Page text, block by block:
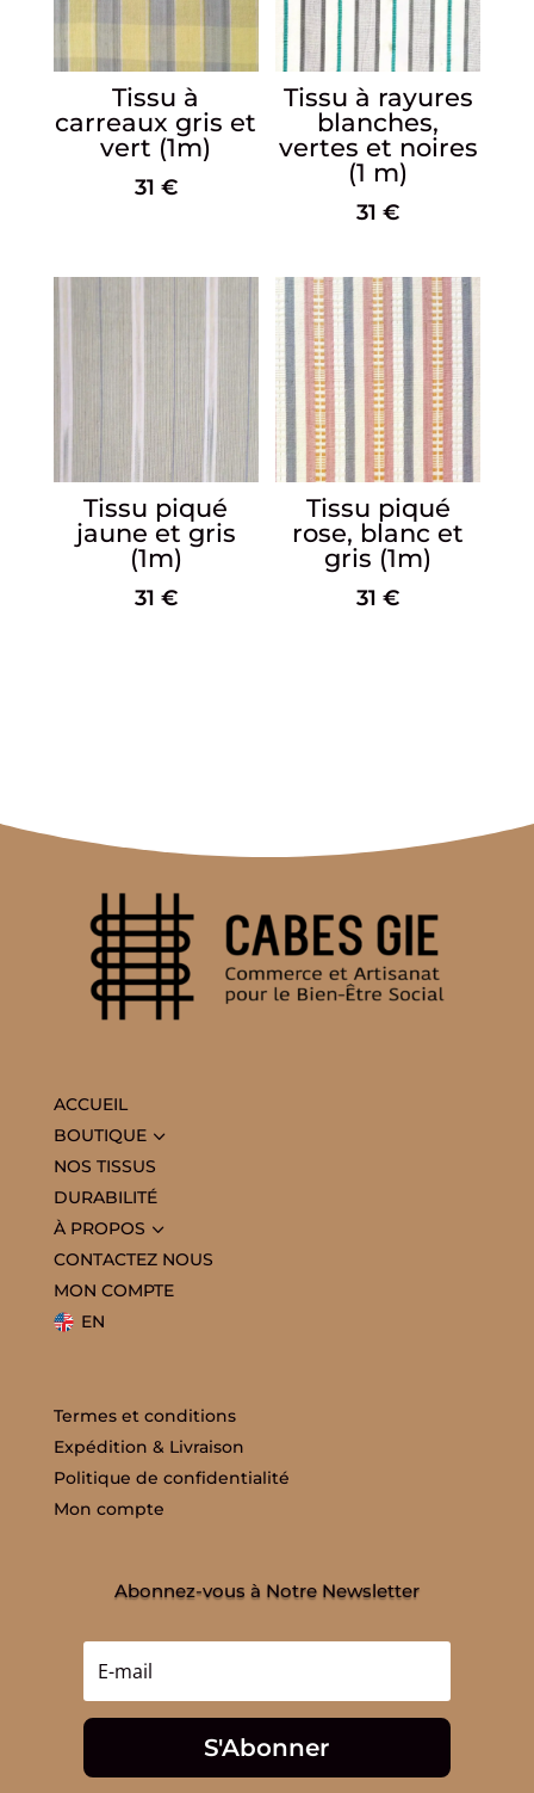
Tissu à
carreaux gris et
vert (1m)
31 €
Tissu à rayures
blanches,
vertes et noires
(1 m)
31€
Tissu piqué
jaune et gris
(1m)
31 €
Tissu piqué
rose, blanc et
gris (1m)
31€
ACCUEIL
BOUTIQUE3
NOS TISSUS
DURABILITÉ
À PROPOS 3
CONTACTEZ NOUS
MON COMPTE
EN
Termes et conditions
Expédition & Livraison
Politique de confidentialité
Mon compte
Abonnez-vous à Notre Newsletter
S'Abonner